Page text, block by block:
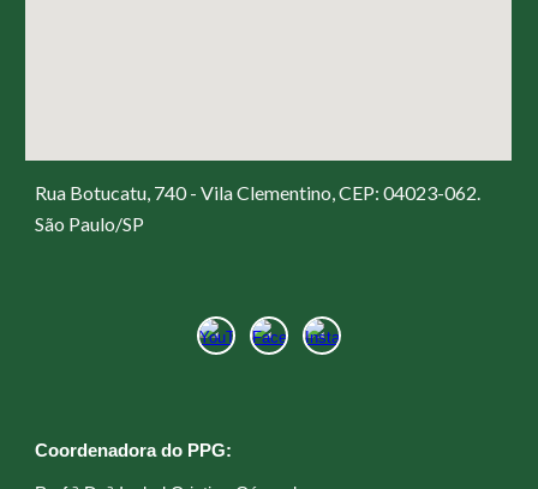
Rua Botucatu, 740 - Vila Clementino, CEP: 04023-062.
São Paulo/SP
Coordenadora do PPG: